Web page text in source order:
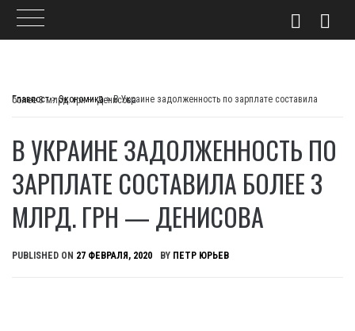
Главпост>Экономика>
В Украине задолженность по зарплате составила более 3 млрд. грн — Денисова
В УКРАИНЕ ЗАДОЛЖЕННОСТЬ ПО
ЗАРПЛАТЕ СОСТАВИЛА БОЛЕЕ 3
МЛРД. ГРН — ДЕНИСОВА
PUBLISHED ON 27 ФЕВРАЛЯ, 2020 BY ПЕТР ЮРЬЕВ